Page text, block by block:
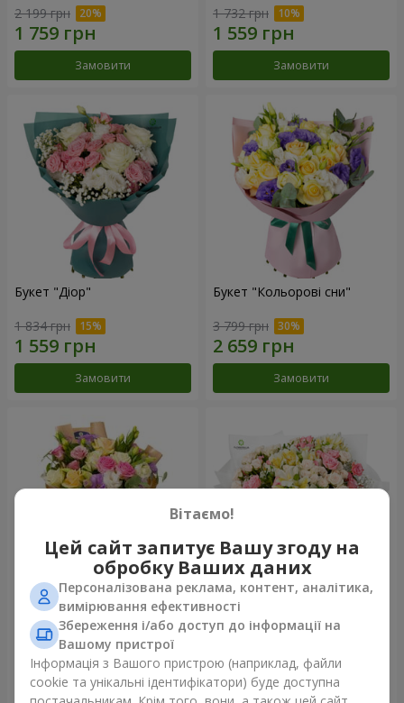
2 199 грн
Замовити
1 732 грн
Замовити
Букет "Діор"
1 834 грн
Замовити
Букет "Кольорові сни"
3 799 грн
Замовити
Букет "Квіткове Selfie!"
2 234 грн
Замовити
Букет "Хрещатик"
Замовити
Вітаємо!
Цей сайт запитує Вашу згоду на
обробку Ваших даних
Персоналізована реклама, контент, аналітика,
вимірювання ефективності
Збереження і/або доступ до інформації на
Вашому пристрої
Інформація з Вашого пристрою (наприклад, файли
cookie та унікальні ідентифікатори) буде доступна